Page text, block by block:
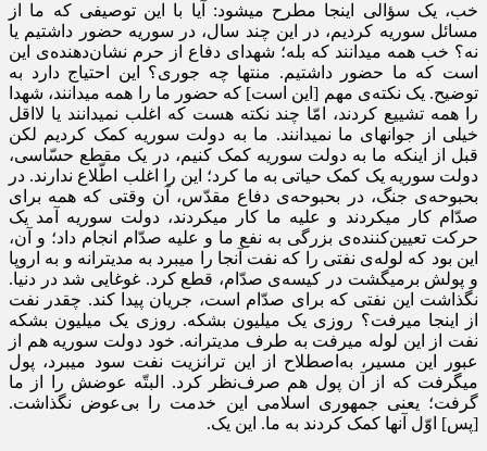
خب، یک سؤالی اینجا مطرح میشود: آیا با این توصیفی که ما از
مسائل سوریه کردیم، در این چند سال، در سوریه حضور داشتیم یا
نه؟ خب همه میدانند که بله؛ شهدای دفاع از حرم نشان‌دهنده‌ی این
است که ما حضور داشتیم. منتها چه جوری؟ این احتیاج دارد به
توضیح. یک نکته‌ی مهم [این است] که حضور ما را همه میدانند، شهدا
را همه تشییع کردند، امّا چند نکته هست که اغلب نمیدانند یا لااقل
خیلی از جوانهای ما نمیدانند. ما به دولت سوریه کمک کردیم لکن
قبل از اینکه ما به دولت سوریه کمک کنیم، در یک مقطع حسّاسی،
دولت سوریه یک کمک حیاتی به ما کرد؛ این را اغلب اطّلاع ندارند. در
بحبوحه‌ی جنگ، در بحبوحه‌ی دفاع مقدّس، آن وقتی که همه برای
صدّام کار میکردند و علیه ما کار میکردند، دولت سوریه آمد یک
حرکت تعیین‌کننده‌ی بزرگی به نفع ما و علیه صدّام انجام داد؛ و آن،
این بود که لوله‌ی نفتی را که نفت آنجا را میبرد به مدیترانه و به اروپا
و پولش برمیگشت در کیسه‌ی صدّام، قطع کرد. غوغایی شد در دنیا.
نگذاشت این نفتی که برای صدّام است، جریان پیدا کند. چقدر نفت
از اینجا میرفت؟ روزی یک میلیون بشکه. روزی یک میلیون بشکه
نفت از این لوله میرفت به طرف مدیترانه. خود دولت سوریه هم از
عبور این مسیر، به‌اصطلاح از این ترانزیت نفت سود میبرد، پول
میگرفت که از آن پول هم صرف‌‌نظر کرد. البتّه عوضش را از ما
گرفت؛ یعنی جمهوری اسلامی این خدمت را بی‌عوض نگذاشت.
[پس] اوّل آنها کمک کردند به ما. این یک.